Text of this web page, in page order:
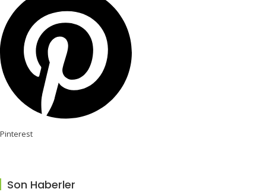
Pinterest
Son Haberler